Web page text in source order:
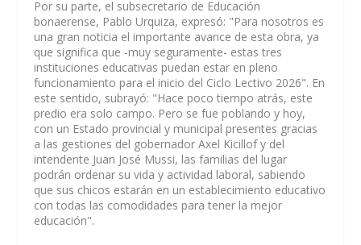
Por su parte, el subsecretario de Educación
bonaerense, Pablo Urquiza, expresó: "Para nosotros es
una gran noticia el importante avance de esta obra, ya
que significa que -muy seguramente- estas tres
instituciones educativas puedan estar en pleno
funcionamiento para el inicio del Ciclo Lectivo 2026". En
este sentido, subrayó: "Hace poco tiempo atrás, este
predio era solo campo. Pero se fue poblando y hoy,
con un Estado provincial y municipal presentes gracias
a las gestiones del gobernador Axel Kicillof y del
intendente Juan José Mussi, las familias del lugar
podrán ordenar su vida y actividad laboral, sabiendo
que sus chicos estarán en un establecimiento educativo
con todas las comodidades para tener la mejor
educación".